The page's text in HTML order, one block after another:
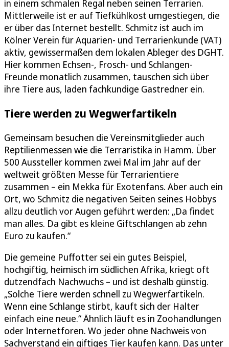
in einem schmalen Regal neben seinen Terrarien.
Mittlerweile ist er auf Tiefkühlkost umgestiegen, die
er über das Internet bestellt. Schmitz ist auch im
Kölner Verein für Aquarien- und Terrarienkunde (VAT)
aktiv, gewissermaßen dem lokalen Ableger des DGHT.
Hier kommen Echsen-, Frosch- und Schlangen-
Freunde monatlich zusammen, tauschen sich über
ihre Tiere aus, laden fachkundige Gastredner ein.
Tiere werden zu Wegwerfartikeln
Gemeinsam besuchen die Vereinsmitglieder auch
Reptilienmessen wie die Terraristika in Hamm. Über
500 Aussteller kommen zwei Mal im Jahr auf der
weltweit größten Messe für Terrarientiere
zusammen – ein Mekka für Exotenfans. Aber auch ein
Ort, wo Schmitz die negativen Seiten seines Hobbys
allzu deutlich vor Augen geführt werden: „Da findet
man alles. Da gibt es kleine Giftschlangen ab zehn
Euro zu kaufen.“
Die gemeine Puffotter sei ein gutes Beispiel,
hochgiftig, heimisch im südlichen Afrika, kriegt oft
dutzendfach Nachwuchs – und ist deshalb günstig.
„Solche Tiere werden schnell zu Wegwerfartikeln.
Wenn eine Schlange stirbt, kauft sich der Halter
einfach eine neue.“ Ähnlich läuft es in Zoohandlungen
oder Internetforen. Wo jeder ohne Nachweis von
Sachverstand ein giftiges Tier kaufen kann. Das unter